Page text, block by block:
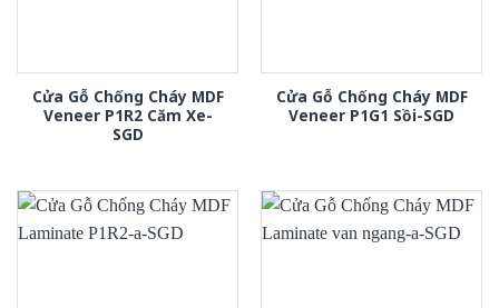
Cửa Gỗ Chống Cháy MDF
Veneer P1R2 Căm Xe-
SGD
Cửa Gỗ Chống Cháy MDF
Veneer P1G1 Sồi-SGD